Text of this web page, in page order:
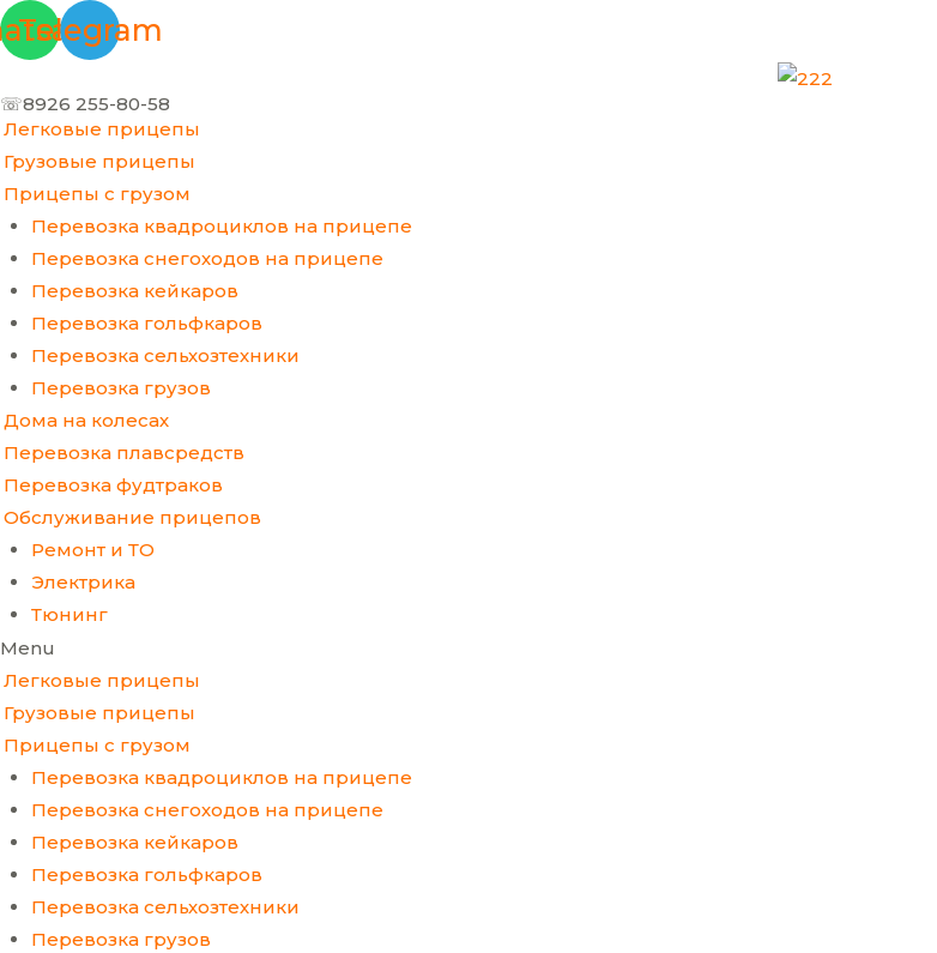
Перейти
к Telegram
☏8926 255-80-58
Легковые прицепы
Грузовые прицепы
Прицепы с грузом
Перевозка квадроциклов на прицепе
Перевозка снегоходов на прицепе
Перевозка кейкаров
Перевозка гольфкаров
Перевозка сельхозтехники
Перевозка грузов
Дома на колесах
Перевозка плавсредств
Перевозка фудтраков
Обслуживание прицепов
Ремонт и ТО
Электрика
Тюнинг
Menu
Легковые прицепы
Грузовые прицепы
Прицепы с грузом
Перевозка квадроциклов на прицепе
Перевозка снегоходов на прицепе
Перевозка кейкаров
Перевозка гольфкаров
Перевозка сельхозтехники
Перевозка грузов
Меню